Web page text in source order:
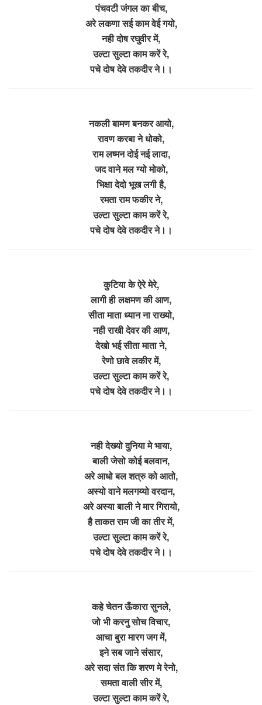
पंचवटी जंगल का बीच,
अरे लकणा सई काम वेई गयो,
नही दोष रघुवीर में,
उल्टा सुल्टा काम करें रे,
पचे दोष देवे तकदीर ने।।
नकली बामण बनकर आयो,
रावण करबा ने धोको,
राम लष्मन दोई नई लादा,
जद वाने मल ग्यो मोको,
भिक्षा देदो भूख लगी है,
रमता राम फकीर ने,
उल्टा सुल्टा काम करें रे,
पचे दोष देवे तकदीर ने।।
कुटिया के ऐरे मेरे,
लागी ही लक्षमण की आण,
सीता माता ध्यान ना राख्यो,
नही राखी देवर की आण,
देखो भई सीता माता ने,
रेणो छावे लकीर में,
उल्टा सुल्टा काम करें रे,
पचे दोष देवे तकदीर ने।।
नही देख्यो दुनिया मे भाया,
बाली जेसो कोई बलवान,
अरे आधो बल शत्रु को आतो,
अस्यो वाने मलगय्यो वरदान,
अरे अस्या बाली ने मार गिरायो,
है ताकत राम जी का तीर में,
उल्टा सुल्टा काम करें रे,
पचे दोष देवे तकदीर ने।।
कहे चेतन ऊँकारा सुनले,
जो भी करनु सोच विचार,
आचा बुरा मारग जग में,
इने सब जाने संसार,
अरे सदा संत कि शरण मे रेनो,
समता वाली सीर में,
उल्टा सुल्टा काम करें रे,